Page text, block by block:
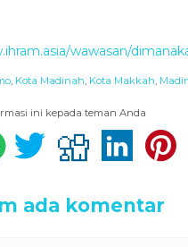
wawasan/
Kota Madinah Kota Makkah
ini kepada teman Anda
ada komentar